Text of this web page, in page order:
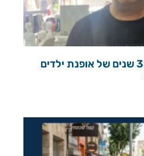
הכירו את "שקוף" — 35 שנים של אופנת ילדים